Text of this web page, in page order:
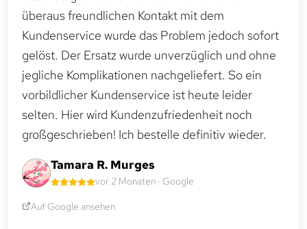
überaus freundlichen Kontakt mit dem
Kundenservice wurde das Problem jedoch sofort
gelöst. Der Ersatz wurde unverzüglich und ohne
jegliche Komplikationen nachgeliefert. So ein
vorbildlicher Kundenservice ist heute leider
selten. Hier wird Kundenzufriedenheit noch
großgeschrieben! Ich bestelle definitiv wieder.
Tamara R. Murges
vor 2 Monaten · Google
Auf Google ansehen